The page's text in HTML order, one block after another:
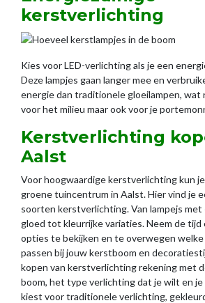
kerstverlichting
Kies voor LED-verlichting als je een
Deze lampjes gaan langer mee en
energie dan traditionele gloeilampen, wat
voor het milieu maar ook voor je
Kerstverlichting
Aalst
Voor hoogwaardige kerstverlichting kun
groene tuincentrum in Aalst. Hier vind je
soorten kerstverlichting. Van lampejs
gloed tot kleurrijke variaties. Neem de tijd
opties te bekijken en te overwegen
passen bij jouw kerstboom en
kopen van kerstverlichting rekening met
boom, het type verlichting dat je wilt en
kiest voor traditionele verlichting,